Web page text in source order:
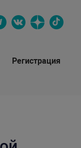
Регистрация